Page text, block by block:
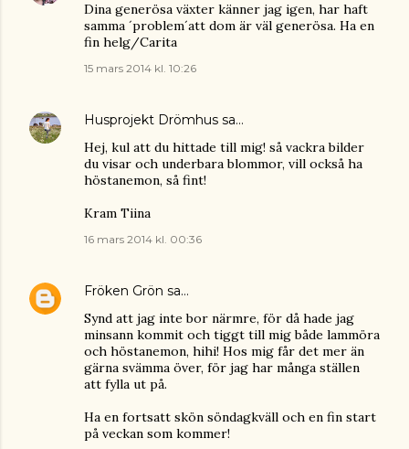
Dina generösa växter känner jag igen, har haft
samma ´problem´att dom är väl generösa. Ha en
fin helg/Carita
15 mars 2014 kl. 10:26
Husprojekt Drömhus sa…
Hej, kul att du hittade till mig! så vackra bilder
du visar och underbara blommor, vill också ha
höstanemon, så fint!
Kram Tiina
16 mars 2014 kl. 00:36
Fröken Grön sa…
Synd att jag inte bor närmre, för då hade jag
minsann kommit och tiggt till mig både lammöra
och höstanemon, hihi! Hos mig får det mer än
gärna svämma över, för jag har många ställen
att fylla ut på.
Ha en fortsatt skön söndagkväll och en fin start
på veckan som kommer!